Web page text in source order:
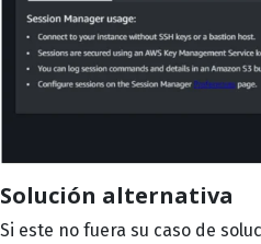
Solución alternativa
Si este no fuera su caso de